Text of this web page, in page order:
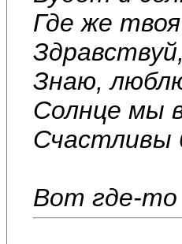
Где же
Знаю,
Солнце мы
Счастливы
Вот где-